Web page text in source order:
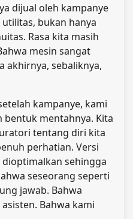
dijual oleh kampanye
bukan hanya
Rasa kita masih
mesin sangat
akhirnya, sebaliknya,
kampanye, kami
mentahnya. Kita
tentang diri kita
perhatian. Versi
sehingga
seseorang seperti
jawab. Bahwa
Bahwa kami